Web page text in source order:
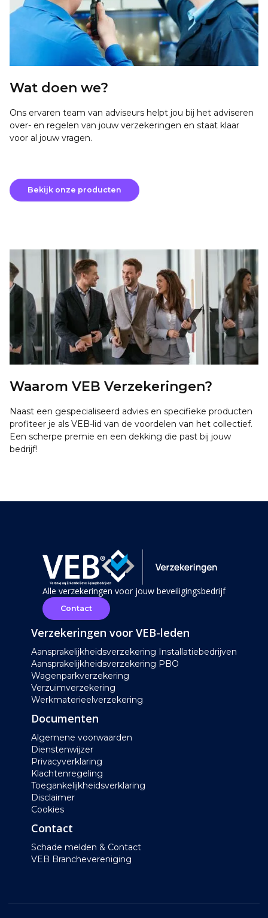
Wat doen we?
Ons ervaren team van adviseurs helpt jou bij het adviseren
over- en regelen van jouw verzekeringen en staat klaar
voor al jouw vragen.
Bekijk onze producten
Waarom VEB Verzekeringen?
Naast een gespecialiseerd advies en specifieke producten
profiteer je als VEB-lid van de voordelen van het collectief.
Een scherpe premie en een dekking die past bij jouw
bedrijf!
Alle verzekeringen voor jouw beveiligingsbedrijf
Contact
Verzekeringen voor VEB-leden
Aansprakelijkheidsverzekering Installatiebedrijven
Aansprakelijkheidsverzekering PBO
Wagenparkverzekering
Verzuimverzekering
Werkmaterieelverzekering
Documenten
Algemene voorwaarden
Dienstenwijzer
Privacyverklaring
Klachtenregeling
Toegankelijkheidsverklaring
Disclaimer
Cookies
Contact
Schade melden & Contact
VEB Branchevereniging